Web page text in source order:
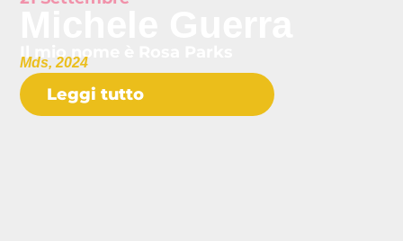
Il mio nome è Rosa Parks
Mds, 2024
Leggi tutto